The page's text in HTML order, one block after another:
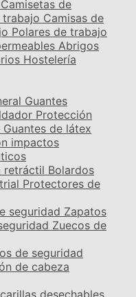
Camisetas de
trabajo Camisas de
Polares de trabajo
Abrigos
Hostelería
Guantes
Protección
Guantes de látex
impactos
retráctil Bolardos
Protectores de
seguridad Zapatos
Zuecos de
de seguridad
de cabeza
desechables